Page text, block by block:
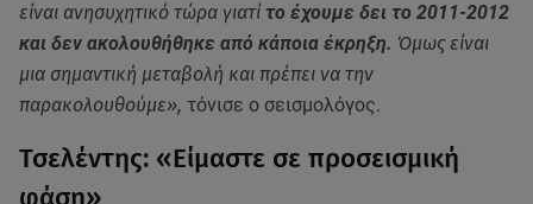
είναι ανησυχητικό τώρα γιατί το έχουμε δει το 2011-2012
και δεν ακολουθήθηκε από κάποια έκρηξη. Όμως είναι
μια σημαντική μεταβολή και πρέπει να την
παρακολουθούμε», τόνισε ο σεισμολόγος.
Τσελέντης: «Είμαστε σε προσεισμική
φάση»